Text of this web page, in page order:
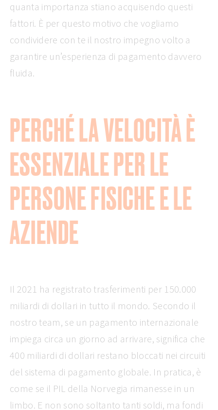
quanta importanza stiano acquisendo questi
fattori. È per questo motivo che vogliamo
condividere con te il nostro impegno volto a
garantire un’esperienza di pagamento davvero
fluida.
PERCHÉ LA VELOCITÀ È
ESSENZIALE PER LE
PERSONE FISICHE E LE
AZIENDE
Il 2021 ha registrato trasferimenti per 150.000
miliardi di dollari in tutto il mondo. Secondo il
nostro team, se un pagamento internazionale
impiega circa un giorno ad arrivare, significa che
400 miliardi di dollari restano bloccati nei circuiti
del sistema di pagamento globale. In pratica, è
come se il PIL della Norvegia rimanesse in un
limbo. E non sono soltanto tanti soldi, ma fondi